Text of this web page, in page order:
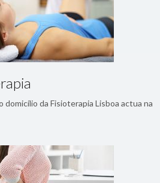
domicílio da Fisioterapia Lisboa actua na